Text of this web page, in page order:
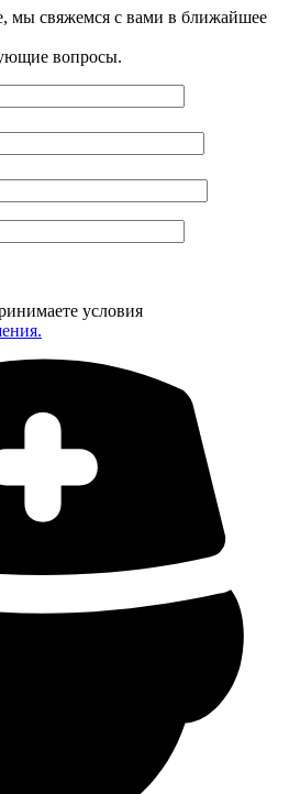
мы свяжемся с вами в ближайшее
вопросы.
условия